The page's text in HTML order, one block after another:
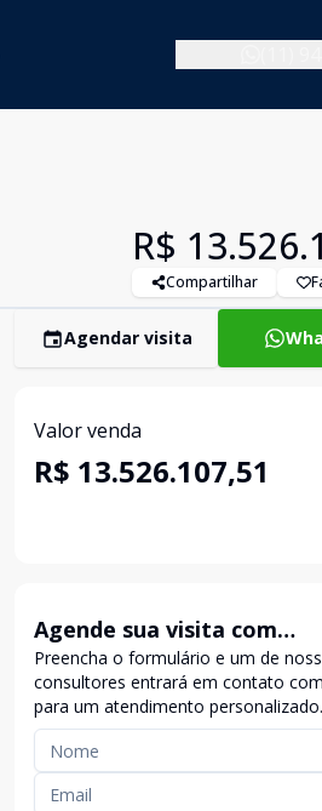
R$
Compartilhar
Agendar visita
Valor venda
R$ 13.526.107,51
Agende sua visita com
exclusividade
Preencha o formulário e um de
consultores entrará em contato
para um atendimento personalizado.